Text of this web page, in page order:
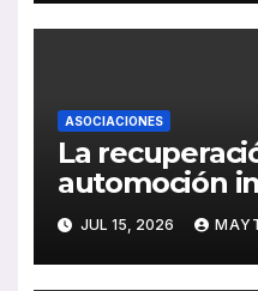
ASOCIACIONES
La
automoción
al sector del
de inversión y
JUL 15, 2026